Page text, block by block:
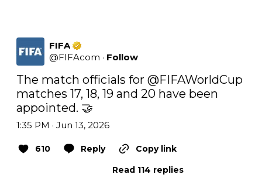
FIFA
@FIFAcom · Follow
The match officials for @FIFAWorldCup
matches 17, 18, 19 and 20 have been
appointed. 🤝
1:35 PM · Jun 13, 2026
610 Reply
Copy link
Read 114 replies